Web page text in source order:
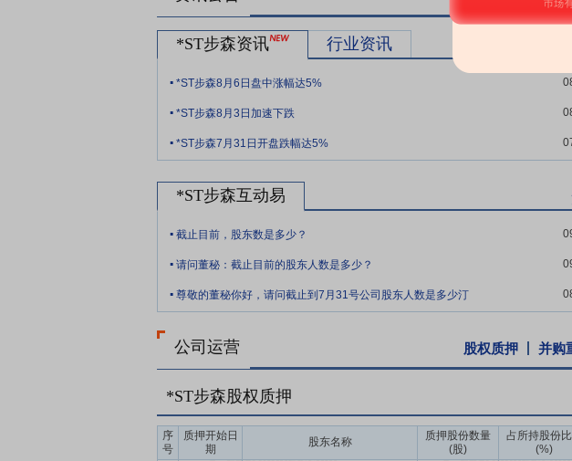
要点7：营销模式优势
公司凭借多年的生产管理经验，近年来着力打
形式，实现线上和线下从不同层面贴近目标消费群体，并发展出一套
终端管理方面，直营和加盟渠道开始全面实施终端形象升级、店铺管
家服装质量监督检验中心评为国家质量优等品；衬衫、西服、裤装三
要点9：管理团队优势
公司拥有一支经验丰富、勤勉务实、积极进取
简称麦考利)全部或部分股权事项。考虑到该事项审核周期较长,同时存
*ST步森资讯 行业资讯
. *ST步森8月6日盘中涨幅达5%
. *ST步森8月3日加速下跌
. *ST步森7月31日开盘跌幅达5%
*ST步森互动易
. 截止目前，股东数是多少？
. 请问董秘：截止目前的股东人数是多少？
. 尊敬的董秘你好，请问截止到7月31号公司股东人数是多少汀
公司运营 股权质押 并购
*ST步森股权质押
序
号
质押开始日
期
股东名称
质押股份数量
(股)
占所持股份
(%)